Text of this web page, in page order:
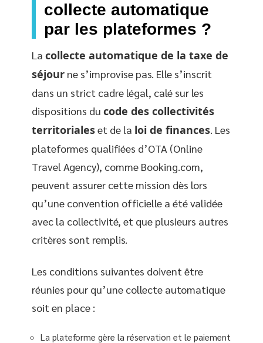
collecte automatique
par les plateformes ?
La collecte automatique de la taxe de
séjour ne s’improvise pas. Elle s’inscrit
dans un strict cadre légal, calé sur les
dispositions du code des collectivités
territorialeset de la loi de finances. Les
plateformes qualifiées d’OTA (Online
Travel Agency), comme Booking.com,
peuvent assurer cette mission dès lors
qu’une convention officielle a été validée
avec la collectivité, et que plusieurs autres
critères sont remplis.
Les conditions suivantes doivent être
réunies pour qu’une collecte automatique
soit en place :
La plateforme gère la réservation et le paiement